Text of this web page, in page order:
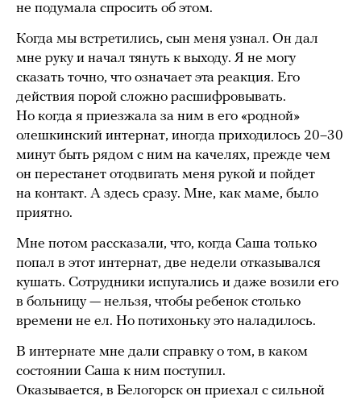
не подумала спросить об этом.
Когда мы встретились, сын меня узнал. Он дал
мне руку и начал тянуть к выходу. Я не могу
сказать точно, что означает эта реакция. Его
действия порой сложно расшифровывать.
Но когда я приезжала за ним в его «родной»
олешкинский интернат, иногда приходилось 20–30
минут быть рядом с ним на качелях, прежде чем
он перестанет отодвигать меня рукой и пойдет
на контакт. А здесь сразу. Мне, как маме, было
приятно.
Мне потом рассказали, что, когда Саша только
попал в этот интернат, две недели отказывался
кушать. Сотрудники испугались и даже возили его
в больницу — нельзя, чтобы ребенок столько
времени не ел. Но потихоньку это наладилось.
В интернате мне дали справку о том, в каком
состоянии Саша к ним поступил.
Оказывается, в Белогорск он приехал с сильной